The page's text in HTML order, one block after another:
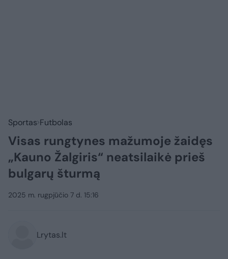
Sportas Futbolas
Visas rungtynes mažumoje žaidęs
„Kauno Žalgiris“ neatsilaikė prieš
bulgarų šturmą
2025 m. rugpjūčio 7 d. 15:16
Lrytas.lt